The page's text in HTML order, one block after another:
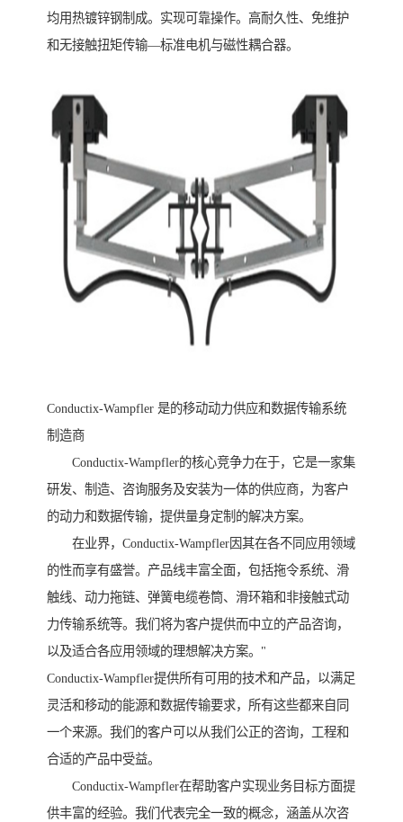
均用热镀锌钢制成。实现可靠操作。高耐久性、免维护
和无接触扭矩传输—标准电机与磁性耦合器。
Conductix-Wampfler 是的移动动力供应和数据传输系统
制造商
Conductix-Wampfler的核心竞争力在于，它是一家集
研发、制造、咨询服务及安装为一体的供应商，为客户
的动力和数据传输，提供量身定制的解决方案。
在业界，Conductix-Wampfler因其在各不同应用领域
的性而享有盛誉。产品线丰富全面，包括拖令系统、滑
触线、动力拖链、弹簧电缆卷筒、滑环箱和非接触式动
力传输系统等。我们将为客户提供而中立的产品咨询，
以及适合各应用领域的理想解决方案。"
Conductix-Wampfler提供所有可用的技术和产品，以满足
灵活和移动的能源和数据传输要求，所有这些都来自同
一个来源。我们的客户可以从我们公正的咨询，工程和
合适的产品中受益。
Conductix-Wampfler在帮助客户实现业务目标方面提
供丰富的经验。我们代表完全一致的概念，涵盖从次咨